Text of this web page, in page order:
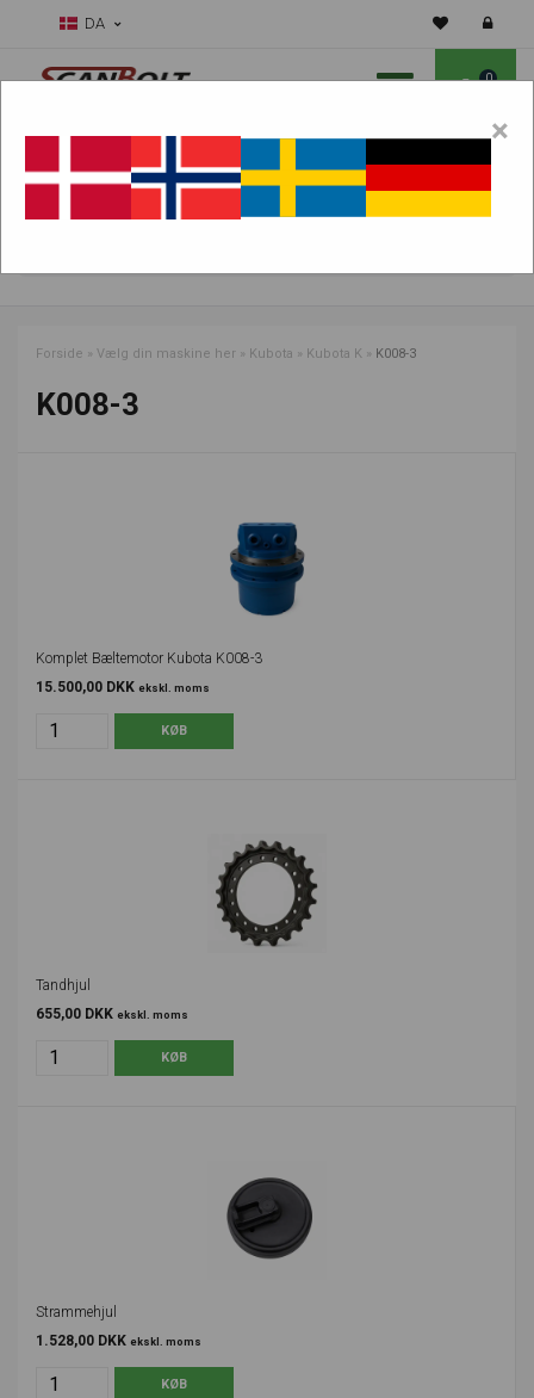
DA
0
Forside » Vælg din maskine her » Kubota » Kubota K » K008-3
K008-3
Komplet Bæltemotor Kubota K008-3
15.500,00 DKK ekskl. moms
Tandhjul
655,00 DKK ekskl. moms
Strammehjul
1.528,00 DKK ekskl. moms
×